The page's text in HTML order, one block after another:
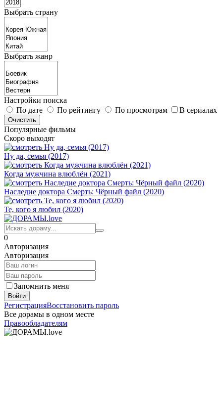
Выбрать страну
Выбрать жанр
Настройки поиска
По дате
По рейтингу По просмотрам В сериалах
Популярные фильмы
Скоро выходят
Ну да, семья (2017)
Когда мужчина влюблён (2021)
Наследие доктора Смерть: Чёрный файл (2020)
Те, кого я любил (2020)
0
Авторизация
Авторизация
Запомнить меня
Войти
РегистрацияВосстановить пароль
Все дорамы в одном месте
Правообладателям